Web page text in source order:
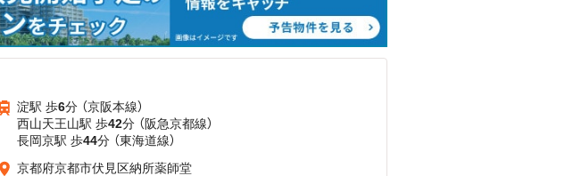
淀駅 歩6分 （京阪本線）
西山天王山駅 歩42分 （阪急京都線）
長岡京駅 歩44分 （東海道線）
京都府京都市伏見区納所薬師堂